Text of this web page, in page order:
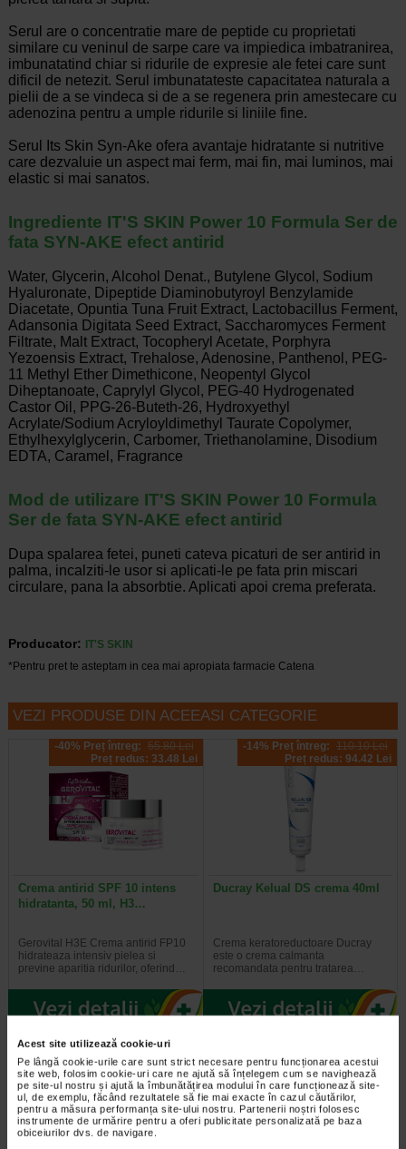
Acest site utilizează cookie-uri
Pe lângă cookie-urile care sunt strict necesare pentru funcționarea acestui
site web, folosim cookie-uri care ne ajută să înțelegem cum se navighează
pe site-ul nostru și ajută la îmbunătățirea modului în care funcționează site-
ul, de exemplu, făcând rezultatele să fie mai exacte în cazul căutărilor,
pentru a măsura performanța site-ului nostru. Partenerii noștri folosesc
instrumente de urmărire pentru a oferi publicitate personalizată pe baza
obiceiurilor dvs. de navigare.
Serul are o concentratie mare de peptide cu proprietati
similare cu veninul de sarpe care va impiedica imbatranirea,
imbunatatind chiar si ridurile de expresie ale fetei care sunt
dificil de netezit. Serul imbunatateste capacitatea naturala a
pielii de a se vindeca si de a se regenera prin amestecare cu
adenozina pentru a umple ridurile si liniile fine.
Serul Its Skin Syn-Ake ofera avantaje hidratante si nutritive
care dezvaluie un aspect mai ferm, mai fin, mai luminos, mai
elastic si mai sanatos.
Ingrediente IT'S SKIN Power 10 Formula Ser de
fata SYN-AKE efect antirid
Water, Glycerin, Alcohol Denat., Butylene Glycol, Sodium
Hyaluronate, Dipeptide Diaminobutyroyl Benzylamide
Diacetate, Opuntia Tuna Fruit Extract, Lactobacillus Ferment,
Adansonia Digitata Seed Extract, Saccharomyces Ferment
Filtrate, Malt Extract, Tocopheryl Acetate, Porphyra
Yezoensis Extract, Trehalose, Adenosine, Panthenol, PEG-
11 Methyl Ether Dimethicone, Neopentyl Glycol
Diheptanoate, Caprylyl Glycol, PEG-40 Hydrogenated
Castor Oil, PPG-26-Buteth-26, Hydroxyethyl
Acrylate/Sodium Acryloyldimethyl Taurate Copolymer,
Ethylhexylglycerin, Carbomer, Triethanolamine, Disodium
EDTA, Caramel, Fragrance
Mod de utilizare IT'S SKIN Power 10 Formula
Ser de fata SYN-AKE efect antirid
Dupa spalarea fetei, puneti cateva picaturi de ser antirid in
palma, incalziti-le usor si aplicati-le pe fata prin miscari
circulare, pana la absorbtie. Aplicati apoi crema preferata.
Producator:
IT'S SKIN
*Pentru pret te asteptam in cea mai apropiata farmacie Catena
VEZI PRODUSE DIN ACEEASI CATEGORIE
-40% Preț întreg: 55.80 Lei
Preț redus: 33.48 Lei
Crema antirid SPF 10 intens
hidratanta, 50 ml, H3…
Gerovital H3E Crema antirid FP10
hidrateaza intensiv pielea si
previne aparitia ridurilor, oferind…
-14% Preț întreg: 110.10 Lei
Preț redus: 94.42 Lei
Ducray Kelual DS crema 40ml
Crema keratoreductoare Ducray
este o crema calmanta
recomandata pentru tratarea…
-30% Preț întreg: 129,30 Lei
Preț redus: 90.51 Lei
Preț redus: 86.64 Lei